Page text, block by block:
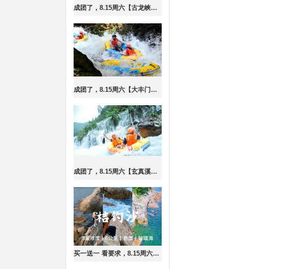
成团了，8.15周六【古龙峡漂流】清远古龙峡漂流打水仗，浪尖上的过山车。
成团了，8.15周六【大丰门漂流】浪尖上的过山车，大丰门全程漂流，水质清时间长,打卡增城正果老街
成团了，8.15周六【玄真溪降+漂流】玄真全新升级溪降畅玩线+漂流探险
买一送一 看要求，8.15周六【桔钓沙】转发后25元起，6公里原始海岸线徒步，看无敌玻璃海。